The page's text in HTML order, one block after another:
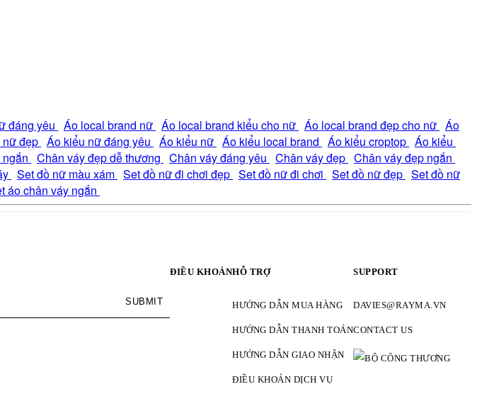
đáng yêu Áo local brand nữ Áo local brand kiểu cho nữ Áo local brand đẹp cho nữ Áo
đẹp Áo kiểu nữ đáng yêu Áo kiểu nữ Áo kiểu local brand Áo kiểu croptop Áo kiểu
Chân váy đẹp dễ thương Chân váy đáng yêu Chân váy đẹp Chân váy đẹp ngắn
Set đồ nữ màu xám Set đồ nữ đi chơi đẹp Set đồ nữ đi chơi Set đồ nữ đẹp Set đồ nữ
áo chân váy ngắn
SUBMIT
ĐIỀU KHOẢNHỖ TRỢ
HƯỚNG DẪN MUA HÀNG
HƯỚNG DẪN THANH TOÁN
HƯỚNG DẪN GIAO NHẬN
ĐIỀU KHOẢN DỊCH VỤ
SUPPORT
DAVIES@RAYMA.VN
CONTACT US